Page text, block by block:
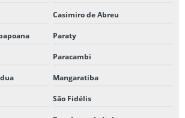
Casimiro de Abreu
Paraty
Paracambi
Mangaratiba
São Fidélis